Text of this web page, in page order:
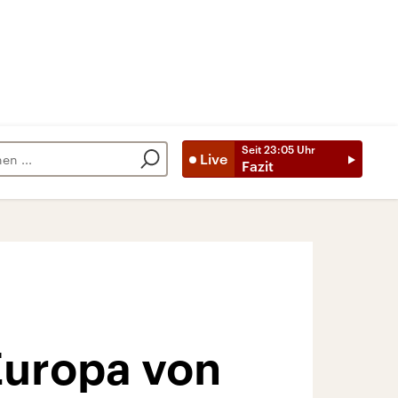
Live
Seit 23:05 Uhr
Fazit
von